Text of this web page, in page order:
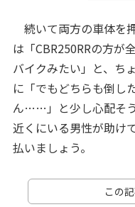
続いて両方の車体を
は「CBR250RRの方が
バイクみたい」と、ち
に「でもどちらも倒し
ん……」と少し心配そ
近くにいる男性が助け
払いましょう。
この